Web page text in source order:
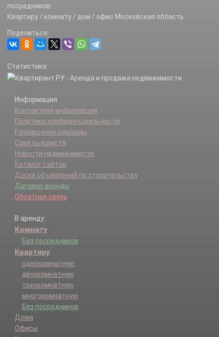
посредников.
Квартиру / комнату / дом / офис Московская область
Поделиться:
Статистика:
Информация:
Контактная информация
Политика конфиденциальности
Размещение рекламы
Советы юриста
Новости недвижимости
Каталог сайтов
Доска объявлений по строительству
Договор аренды
Обратная связь
В аренду:
Комнату
Без посредников
Квартиру
однокомнатную
двухкомнатную
трехкомнатную
многокомнатную
Без посредников
Дома
Офисы